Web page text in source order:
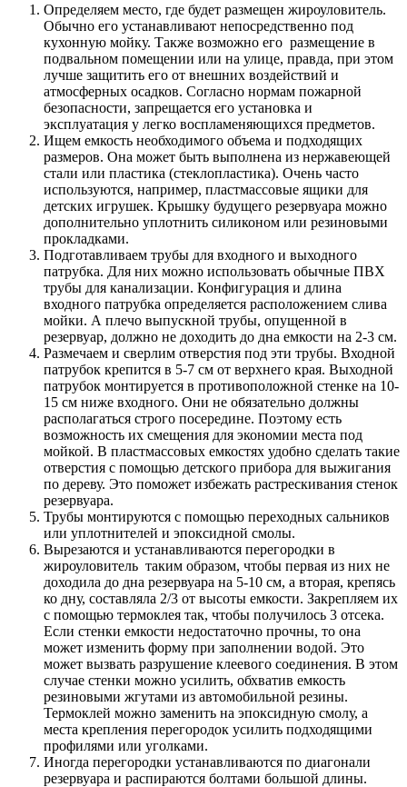
Определяем место, где будет размещен жироуловитель.
Обычно его устанавливают непосредственно под
кухонную мойку. Также возможно его размещение в
подвальном помещении или на улице, правда, при этом
лучше защитить его от внешних воздействий и
атмосферных осадков. Согласно нормам пожарной
безопасности, запрещается его установка и
эксплуатация у легко воспламеняющихся предметов.
Ищем емкость необходимого объема и подходящих
размеров. Она может быть выполнена из нержавеющей
стали или пластика (стеклопластика). Очень часто
используются, например, пластмассовые ящики для
детских игрушек. Крышку будущего резервуара можно
дополнительно уплотнить силиконом или резиновыми
прокладками.
Подготавливаем трубы для входного и выходного
патрубка. Для них можно использовать обычные ПВХ
трубы для канализации. Конфигурация и длина
входного патрубка определяется расположением слива
мойки. А плечо выпускной трубы, опущенной в
резервуар, должно не доходить до дна емкости на 2-3 см.
Размечаем и сверлим отверстия под эти трубы. Входной
патрубок крепится в 5-7 см от верхнего края. Выходной
патрубок монтируется в противоположной стенке на 10-
15 см ниже входного. Они не обязательно должны
располагаться строго посередине. Поэтому есть
возможность их смещения для экономии места под
мойкой. В пластмассовых емкостях удобно сделать такие
отверстия с помощью детского прибора для выжигания
по дереву. Это поможет избежать растрескивания стенок
резервуара.
Трубы монтируются с помощью переходных сальников
или уплотнителей и эпоксидной смолы.
Вырезаются и устанавливаются перегородки в
жироуловитель таким образом, чтобы первая из них не
доходила до дна резервуара на 5-10 см, а вторая, крепясь
ко дну, составляла 2/3 от высоты емкости. Закрепляем их
с помощью термоклея так, чтобы получилось 3 отсека.
Если стенки емкости недостаточно прочны, то она
может изменить форму при заполнении водой. Это
может вызвать разрушение клеевого соединения. В этом
случае стенки можно усилить, обхватив емкость
резиновыми жгутами из автомобильной резины.
Термоклей можно заменить на эпоксидную смолу, а
места крепления перегородок усилить подходящими
профилями или уголками.
Иногда перегородки устанавливаются по диагонали
резервуара и распираются болтами большой длины.